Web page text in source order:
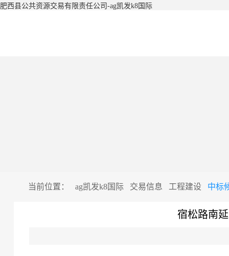
肥西县公共资源交易有限责任公司-ag凯发k8国际
当前位置： ag凯发k8国际 交易信息 工程建设 中标
宿松路南